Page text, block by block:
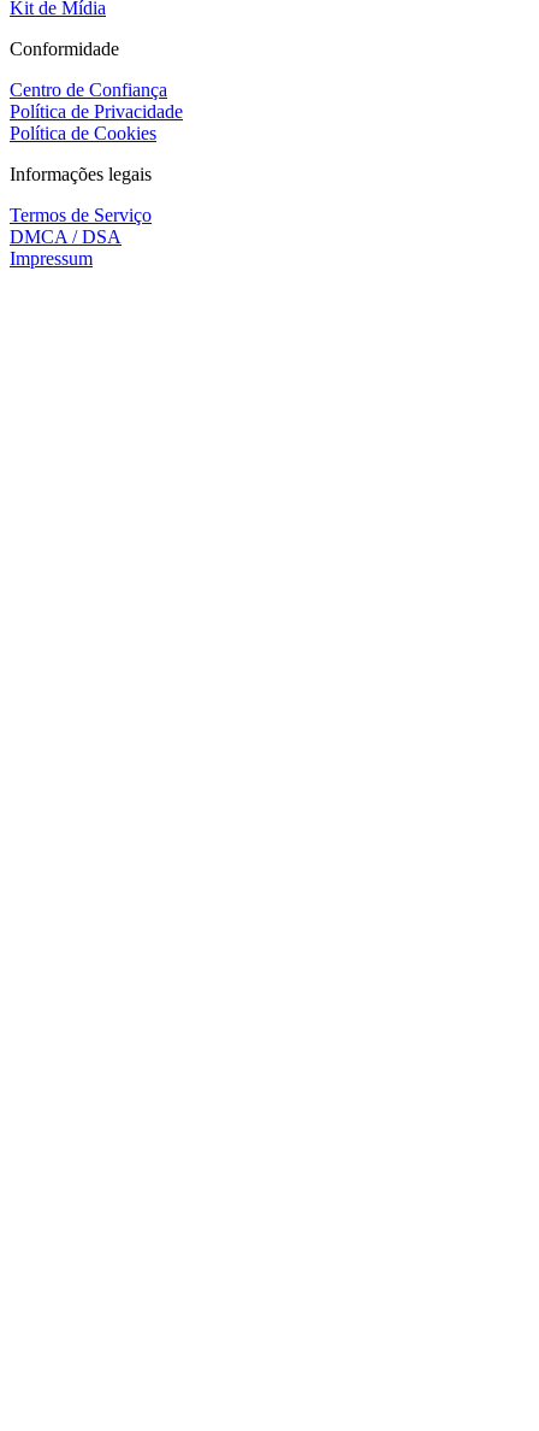
Kit de Mídia
Conformidade
Centro de Confiança
Política de Privacidade
Política de Cookies
Informações legais
Termos de Serviço
DMCA / DSA
Impressum